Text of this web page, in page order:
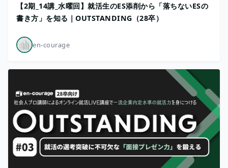
【2期_14講_水曜回】就活生のES添削から「落ちないESの
書き方」を知る｜OUTSTANDING（28卒）
en-courage